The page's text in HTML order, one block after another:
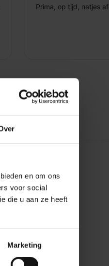
en om ons
voor social
die u aan ze heeft
Marketing